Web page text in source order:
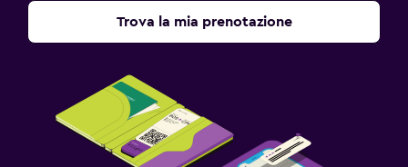
Trova la mia prenotazione